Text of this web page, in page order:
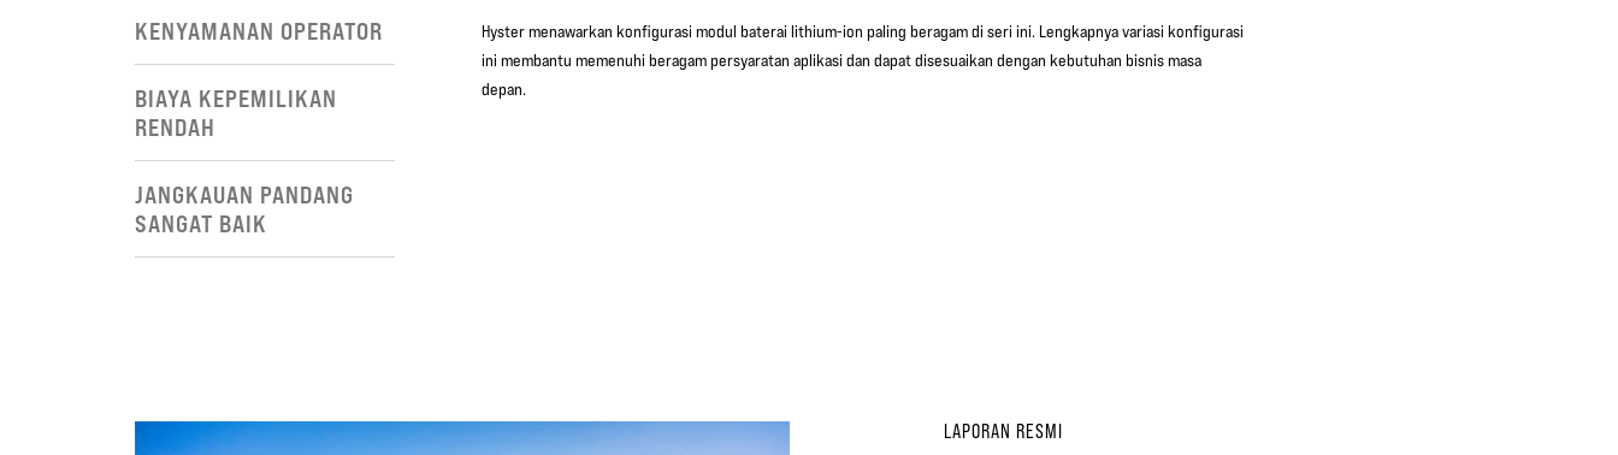
KENYAMANAN OPERATOR
BIAYA KEPEMILIKAN
RENDAH
JANGKAUAN PANDANG
SANGAT BAIK
Hyster menawarkan konfigurasi modul baterai lithium-ion paling beragam di seri ini. Lengkapnya variasi konfigurasi
ini membantu memenuhi beragam persyaratan aplikasi dan dapat disesuaikan dengan kebutuhan bisnis masa
depan.
LAPORAN RESMI